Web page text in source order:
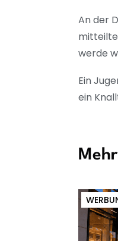
An der
werde
Ein
ein